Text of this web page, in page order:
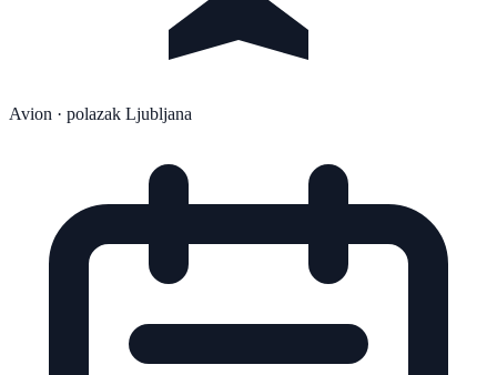
Avion · polazak Ljubljana